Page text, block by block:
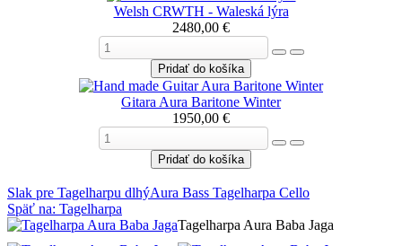
Welsh CRWTH - Waleská lýra
2480,00 €
Gitara Aura Baritone Winter
1950,00 €
Slak pre Tagelharpu dlhýAura Bass Tagelharpa Cello
Späť na: Tagelharpa
Tagelharpa Aura Baba Jaga